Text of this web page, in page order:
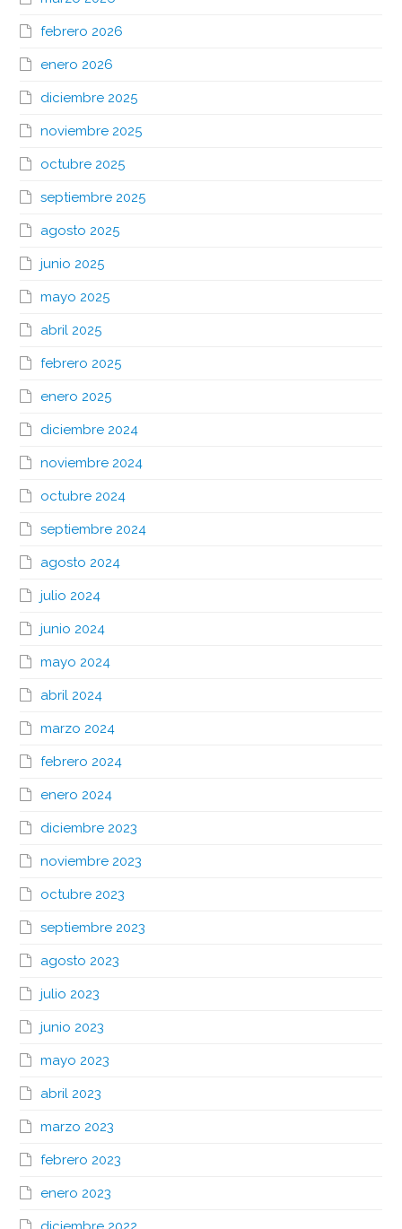
febrero 2026
enero 2026
diciembre 2025
noviembre 2025
octubre 2025
septiembre 2025
agosto 2025
junio 2025
mayo 2025
abril 2025
febrero 2025
enero 2025
diciembre 2024
noviembre 2024
octubre 2024
septiembre 2024
agosto 2024
julio 2024
junio 2024
mayo 2024
abril 2024
marzo 2024
febrero 2024
enero 2024
diciembre 2023
noviembre 2023
octubre 2023
septiembre 2023
agosto 2023
julio 2023
junio 2023
mayo 2023
abril 2023
marzo 2023
febrero 2023
enero 2023